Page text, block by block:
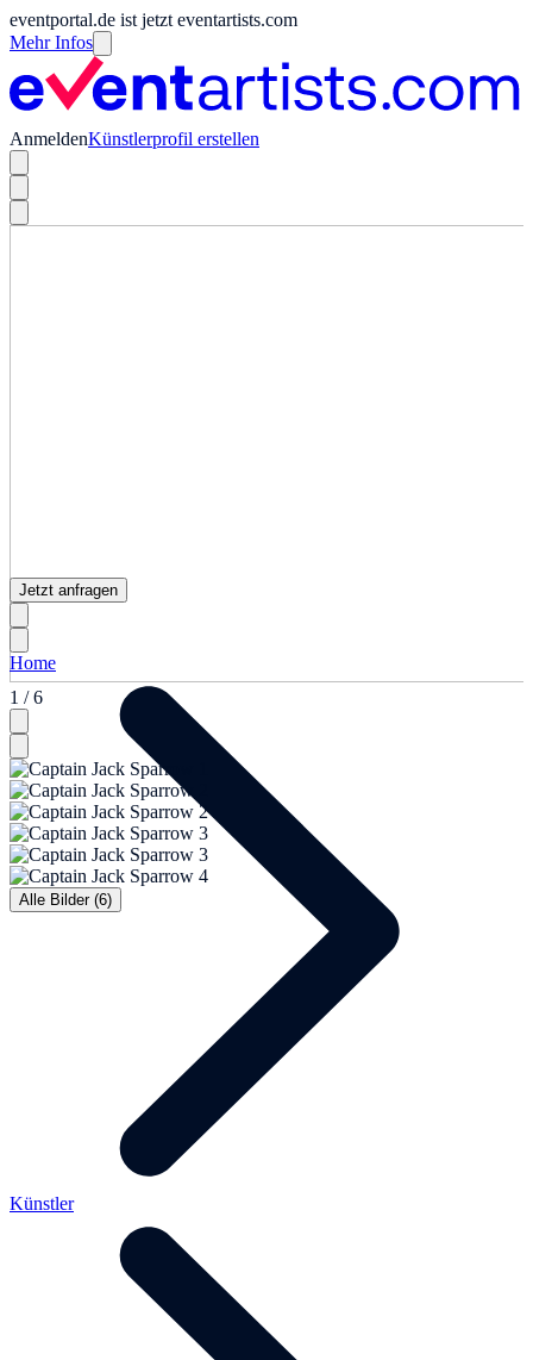
eventportal.de ist jetzt eventartists.com
Mehr Infos
AnmeldenKünstlerprofil erstellen
1 / 6
Alle Bilder (6)
Jetzt anfragen
Home
Künstler